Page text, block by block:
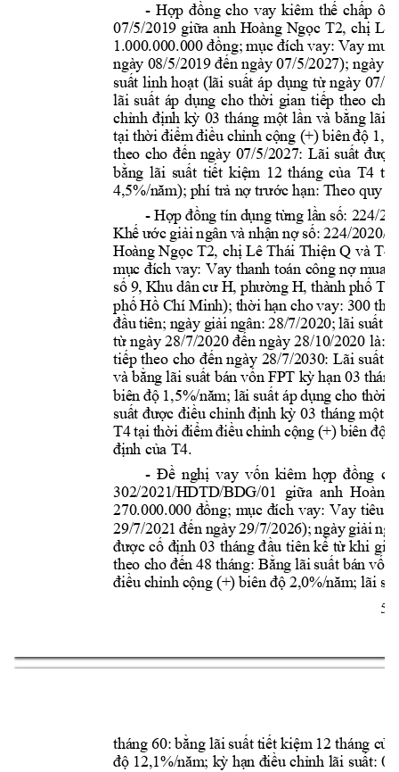
5
- Hợp đồng cho vay kiêm thế chấp ô
07/5/2019 giữa anh Hoàng Ngọc T2, chị Lê
1.000.000.000 đồng; mục đích vay: Vay
ngày 08/5/2019 đến ngày 07/5/2027); ngày
suất linh hoạt (lãi suất áp dụng từ ngày 07/
lãi suất áp dụng cho thời gian tiếp theo cho
chỉnh định kỳ 03 tháng một lần và bằng lãi
tại thời điểm điều chỉnh cộng (+) biên độ
theo cho đến ngày 07/5/2027: Lãi suất được
bằng lãi suất tiết kiệm 12 tháng của T4 tạ
4,5%/năm); phí trả nợ trước hạn: Theo quy đị
- Hợp đồng tín dụng từng lần số: 224/
Khế ước giải ngân và nhận nợ số: 224/2020/
Hoàng Ngọc T2, chị Lê Thái Thiện Q và T4
mục đích vay: Vay thanh toán công nợ mua
số 9, Khu dân cư H, phường H, thành phố T,
phố Hồ Chí Minh); thời hạn cho vay: 300
đầu tiên; ngày giải ngân: 28/7/2020; lãi suất
từ ngày 28/7/2020 đến ngày 28/10/2020 là:
tiếp theo cho đến ngày 28/7/2030: Lãi suất
và bằng lãi suất bán vốn FPT kỳ hạn 03 thá
biên độ 1 ,5%/năm; lãi suất áp dụng cho thời
suất được điều chỉnh định kỳ 03 tháng một
T4tại thời điểm điều chỉnh cộng (+) biên độ
định của T4.
- Đề nghị vay vốn kiêm hợp đồng
302/2021/HDTD/BDG/01  giữa  anh Hoàng
270.000.000 đồng; mục đích vay: Vay tiêu
29/7/2021 đến ngày 29/7/2026); ngày giải
được cố định 03 tháng đầu tiên kể từ khi gi
theo cho đến 48 tháng: Bằng lãi suất bán vốn
điều chỉnh cộng (+) biên độ 2,0%/năm; lãi s
tháng 60: bằng lãi suất tiết kiệm 12 tháng củ
độ 12,1%/năm; kỳ hạn điều chỉnh lãi suất: